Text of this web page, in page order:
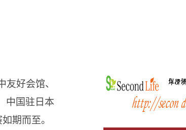
好会馆、
中国驻日本
期而至。